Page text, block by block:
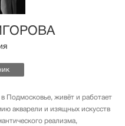
Подмосковье, живёт и работает
акварели и изящных искусств
реализма,